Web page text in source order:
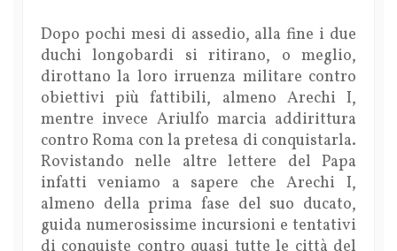
Dopo pochi mesi di assedio, alla fine i due
duchi longobardi si ritirano, o meglio,
dirottano la loro irruenza militare contro
obiettivi più fattibili, almeno Arechi I,
mentre invece Ariulfo marcia addirittura
contro Roma con la pretesa di conquistarla.
Rovistando nelle altre lettere del Papa
infatti veniamo a sapere che Arechi I,
almeno della prima fase del suo ducato,
guida numerosissime incursioni e tentativi